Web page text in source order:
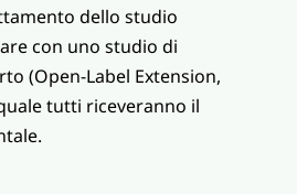
dello studio
con uno studio di
(Open-Label Extension,
tutti riceveranno il